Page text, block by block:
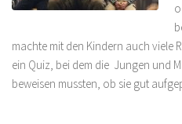
machte mit den Kindern auch viele
ein Quiz, bei dem die Jungen und
beweisen mussten, ob sie gut